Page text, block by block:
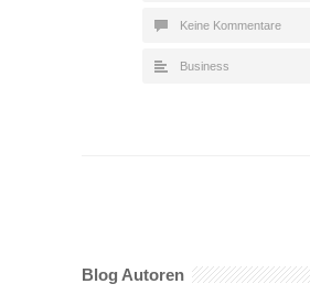
Keine Kommentare
Business
Blog Autoren